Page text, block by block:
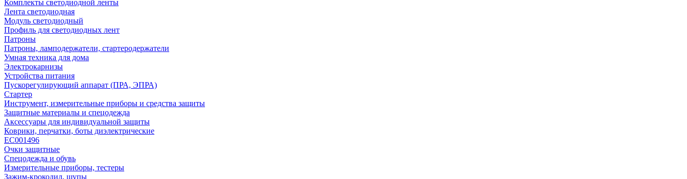
Комплекты светодиодной ленты
Лента светодиодная
Модуль светодиодный
Профиль для светодиодных лент
Патроны
Патроны, ламподержатели, стартеродержатели
Умная техника для дома
Электрокарнизы
Устройства питания
Пускорегулирующий аппарат (ПРА, ЭПРА)
Стартер
Инструмент, измерительные приборы и средства защиты
Защитные материалы и спецодежда
Аксессуары для индивидуальной защиты
Коврики, перчатки, боты диэлектрические
EC001496
Очки защитные
Спецодежда и обувь
Измерительные приборы, тестеры
Зажим-крокодил, щупы